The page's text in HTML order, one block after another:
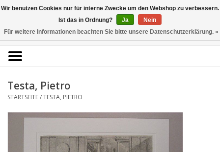
0 Artikel - €0,00
Kunstantiquariat
Rolf Brehmer
Portal für Grafik aus 5
Testa, Pietro
STARTSEITE/TESTA, PIETRO
Wir benutzen Cookies nur für interne Zwecke um den Webshop zu verbessern.
Ist das in Ordnung?
Ja
Nein
Für weitere Informationen beachten Sie bitte unsere Datenschutzerklärung. »